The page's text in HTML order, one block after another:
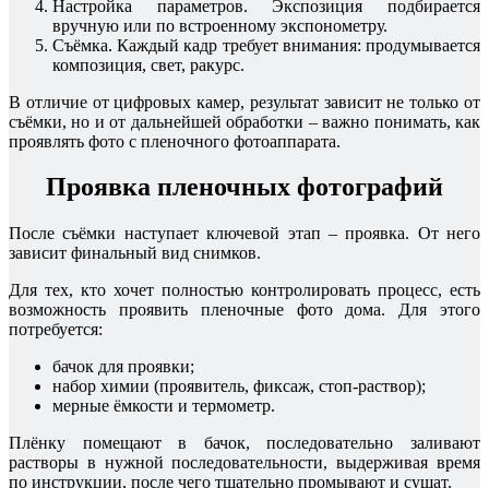
Настройка параметров. Экспозиция подбирается
вручную или по встроенному экспонометру.
Съёмка. Каждый кадр требует внимания: продумывается
композиция, свет, ракурс.
В отличие от цифровых камер, результат зависит не только от
съёмки, но и от дальнейшей обработки – важно понимать, как
проявлять фото с пленочного фотоаппарата.
Проявка пленочных фотографий
После съёмки наступает ключевой этап – проявка. От него
зависит финальный вид снимков.
Для тех, кто хочет полностью контролировать процесс, есть
возможность проявить пленочные фото дома. Для этого
потребуется:
бачок для проявки;
набор химии (проявитель, фиксаж, стоп-раствор);
мерные ёмкости и термометр.
Плёнку помещают в бачок, последовательно заливают
растворы в нужной последовательности, выдерживая время
по инструкции, после чего тщательно промывают и сушат.